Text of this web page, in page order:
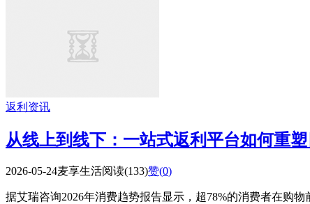
返利资讯
从线上到线下：一站式返利平台如何重
2026-05-24麦享生活阅读(133)赞(0)
据艾瑞咨询2026年消费趋势报告显示，超78%的消费者在购